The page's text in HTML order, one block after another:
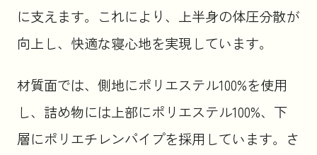
に支えます。これにより、上半身の体圧分散が
向上し、快適な寝心地を実現しています。
材質面では、側地にポリエステル100%を使用
し、詰め物には上部にポリエステル100%、下
層にポリエチレンパイプを採用しています。さ